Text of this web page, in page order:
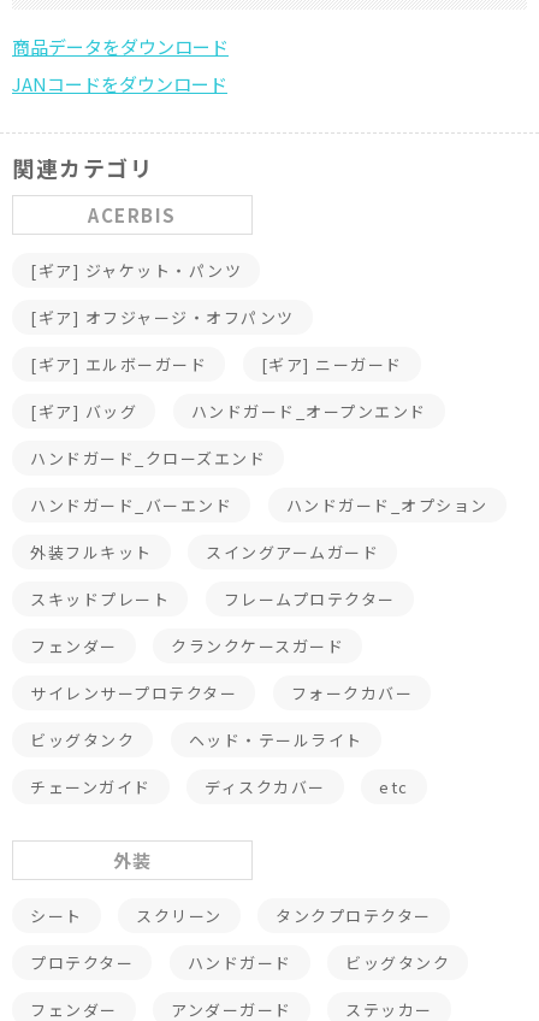
関連カテゴリ
ACERBIS
[ギア] ジャケット・パンツ
[ギア] オフジャージ・オフパンツ
[ギア] エルボーガード [ギア] ニーガード
[ギア] バッグ ハンドガード_オープンエンド
ハンドガード_クローズエンド
ハンドガード_バーエンド ハンドガード_オプション
外装フルキット スイングアームガード
スキッドプレート フレームプロテクター
フェンダー クランクケースガード
サイレンサープロテクター フォークカバー
ビッグタンク ヘッド・テールライト
チェーンガイド ディスクカバー etc
外装
シート スクリーン タンクプロテクター
プロテクター ハンドガード ビッグタンク
フェンダー アンダーガード ステッカー